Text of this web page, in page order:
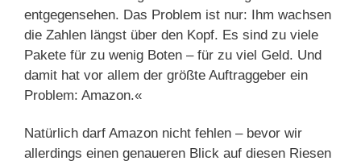
entgegensehen. Das Problem ist nur: Ihm wachsen
die Zahlen längst über den Kopf. Es sind zu viele
Pakete für zu wenig Boten – für zu viel Geld. Und
damit hat vor allem der größte Auftraggeber ein
Problem: Amazon.«
Natürlich darf Amazon nicht fehlen – bevor wir
allerdings einen genaueren Blick auf diesen Riesen